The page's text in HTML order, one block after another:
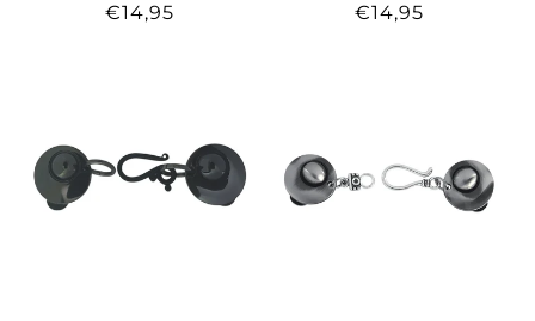
Normale
€14,95
Normale
€14,95